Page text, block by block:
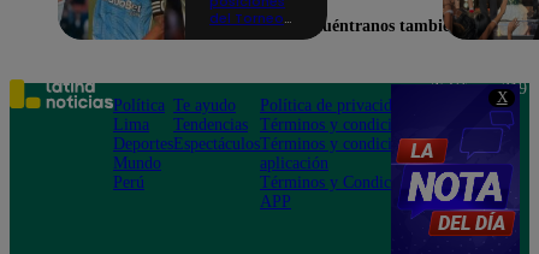
X
del Torneo
en la fecha 4
Encuéntranos también en
Política
Lima
Deportes
Mundo
Perú
Te ayudo
Tendencias
Espectáculos
Política de privacidad
Términos y condiciones
Términos y condiciones
aplicación
Términos y Condiciones
APP
Teléfono: 219
Av. San
Felipe 968
Jesús María